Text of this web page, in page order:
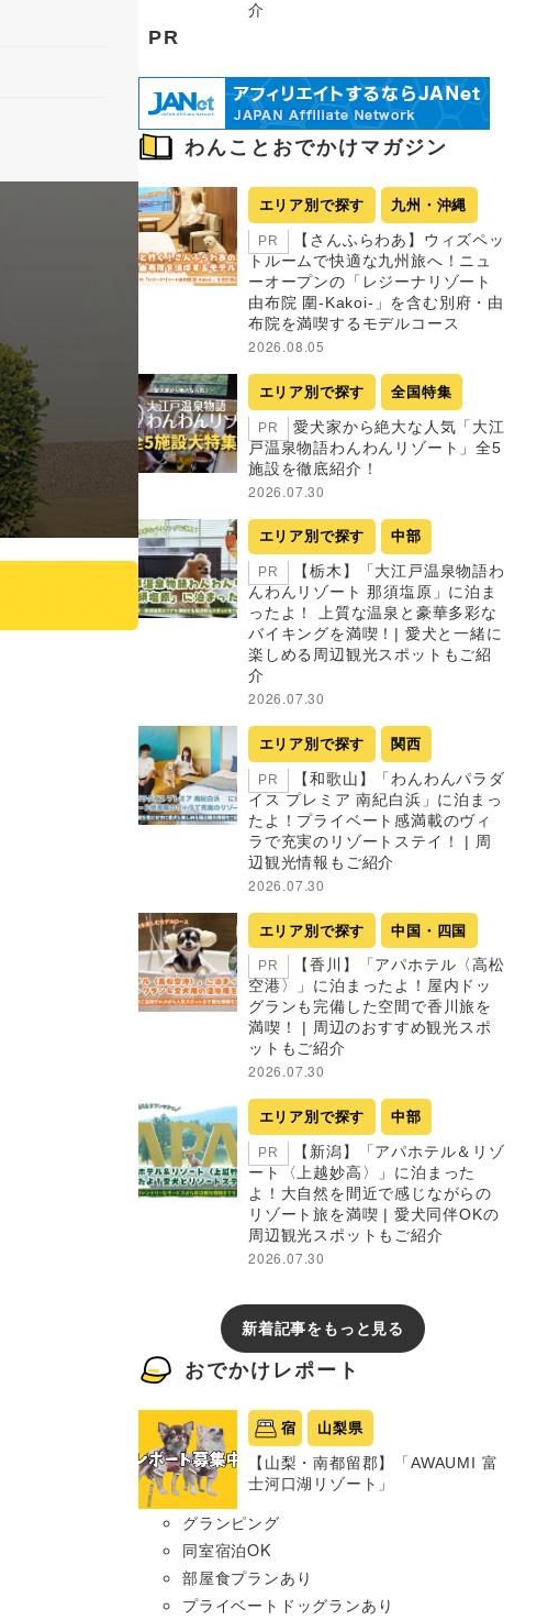
介
PR
わんことおでかけマガジン
エリア別で探す 九州・沖縄
PR
【さんふらわあ】ウィズペッ
トルームで快適な九州旅へ！ニュ
ーオープンの「レジーナリゾート
由布院 圍-Kakoi-」を含む別府・由
布院を満喫するモデルコース
2026.08.05
エリア別で探す 全国特集
PR
愛犬家から絶大な人気「大江
戸温泉物語わんわんリゾート」全5
施設を徹底紹介！
2026.07.30
エリア別で探す 中部
PR
【栃木】「大江戸温泉物語わ
んわんリゾート 那須塩原」に泊ま
ったよ！ 上質な温泉と豪華多彩な
バイキングを満喫！| 愛犬と一緒に
楽しめる周辺観光スポットもご紹
介
2026.07.30
エリア別で探す 関西
PR
【和歌山】「わんわんパラダ
イス プレミア 南紀白浜」に泊まっ
たよ！プライベート感満載のヴィ
ラで充実のリゾートステイ！ | 周
辺観光情報もご紹介
2026.07.30
エリア別で探す 中国・四国
PR
【香川】「アパホテル〈高松
空港〉」に泊まったよ！屋内ドッ
グランも完備した空間で香川旅を
満喫！ | 周辺のおすすめ観光スポ
ットもご紹介
2026.07.30
エリア別で探す 中部
PR
【新潟】「アパホテル＆リゾ
ート〈上越妙高〉」に泊まった
よ！大自然を間近で感じながらの
リゾート旅を満喫 | 愛犬同伴OKの
周辺観光スポットもご紹介
2026.07.30
新着記事をもっと見る
おでかけレポート
宿 山梨県
【山梨・南都留郡】「AWAUMI 富
士河口湖リゾート」
グランピング
同室宿泊OK
部屋食プランあり
プライベートドッグランあり